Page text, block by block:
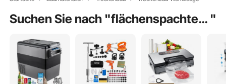
Suchen Sie nach " flächenspachtel z griff "